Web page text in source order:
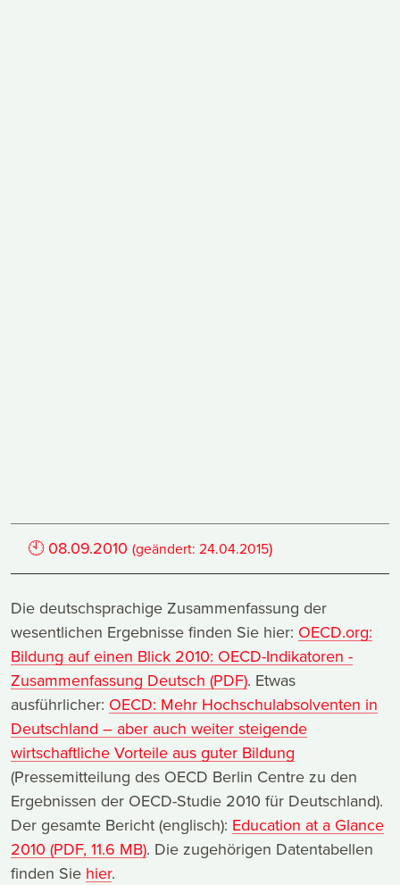
🕙 08.09.2010 (geändert:24.04.2015)
Die deutschsprachige Zusammenfassung der
wesentlichen Ergebnisse finden Sie hier: OECD.org:
Bildung auf einen Blick 2010: OECD-Indikatoren -
Zusammenfassung Deutsch (PDF). Etwas
ausführlicher: OECD: Mehr Hochschulabsolventen in
Deutschland – aber auch weiter steigende
wirtschaftliche Vorteile aus guter Bildung
(Pressemitteilung des OECD Berlin Centre zu den
Ergebnissen der OECD-Studie 2010 für Deutschland).
Der gesamte Bericht (englisch): Education at a Glance
2010 (PDF, 11.6 MB). Die zugehörigen Datentabellen
finden Sie hier.